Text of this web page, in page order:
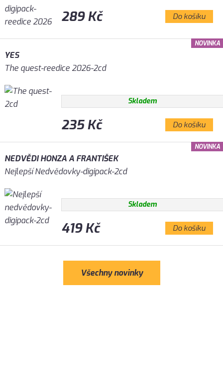
289 Kč Do košíku
YES
The quest-reedice 2026-2cd
Skladem
235 Kč Do košíku
NOVINKA
NEDVĚDI HONZA A FRANTIŠEK
Nejlepší Nedvědovky-digipack-2cd
Skladem
419 Kč Do košíku
NOVINKA
Všechny novinky